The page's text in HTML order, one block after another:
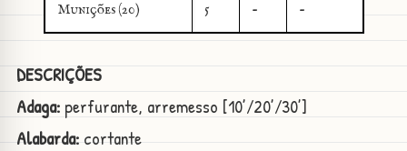
Munições (20) 5 - -
DESCRIÇÕES
Adaga:perfurante, arremesso [10’/20’/30’]
Alabarda:cortante